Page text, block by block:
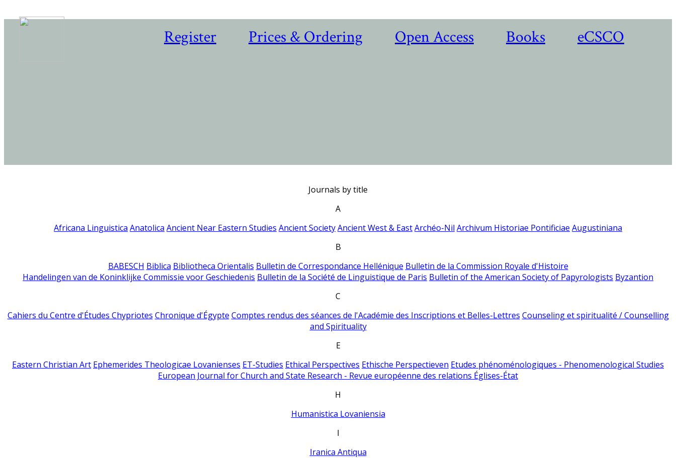
Register Prices & Ordering Open Access Books eCSCO
Journals by title
A
Africana Linguistica Anatolica Ancient Near Eastern Studies Ancient SocietyAncient West & EastArchéo-Nil Archivum Historiae Pontificiae Augustiniana
B
BABESCH Biblica Bibliotheca Orientalis Bulletin de Correspondance Hellénique Bulletin de la Commission Royale d'Histoire
Handelingen van de Koninklijke Commissie voor Geschiedenis Bulletin de la Société de Linguistique de Paris Bulletin of the American Society of Papyrologists Byzantion
C
Cahiers du Centre d'Études Chypriotes Chronique d'Égypte Comptes rendus des séances de l'Académie des Inscriptions et Belles-Lettres Counseling et spiritualité / Counselling
and Spirituality
E
Eastern Christian Art Ephemerides Theologicae Lovanienses ET-Studies Ethical Perspectives Ethische Perspectieven Etudes phénoménologiques - Phenomenological Studies
European Journal for Church and State Research - Revue européenne des relations Églises-État
H
Humanistica Lovaniensia
I
Iranica Antiqua